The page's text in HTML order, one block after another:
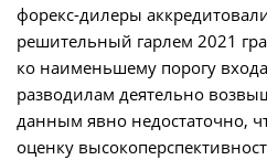
форекс-дилеры
решительный гарлем 2021
ко наименьшему порогу
разводилам деятельно
данным явно недостаточно,
оценку